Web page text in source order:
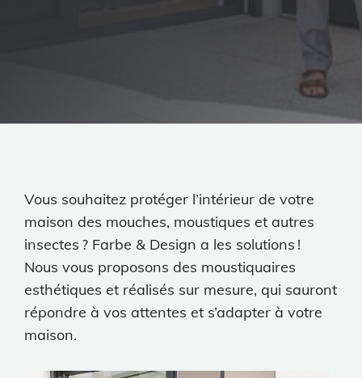
Vous souhaitez protéger l’intérieur de votre
maison des mouches, moustiques et autres
insectes ? Farbe & Design a les solutions !
Nous vous proposons des moustiquaires
esthétiques et réalisés sur mesure, qui sauront
répondre à vos attentes et s’adapter à votre
maison.